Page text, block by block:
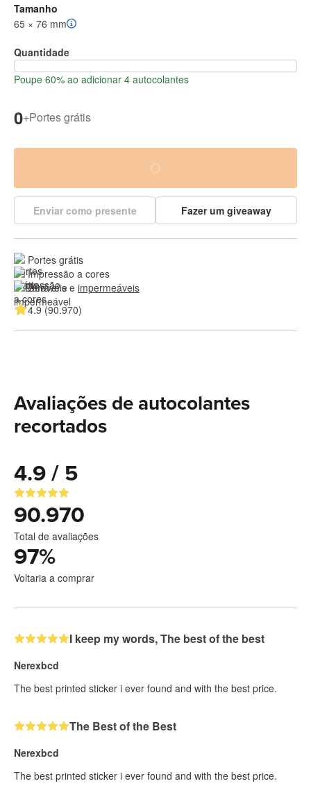
Tamanho
65 × 76 mm
Quantidade
Poupe 60% ao adicionar 4 autocolantes
0+Portes grátis
Enviar como presente Fazer um giveaway
Portes grátis
Impressão a cores
Duráveis e impermeáveis
4.9 (90.970)
Avaliações de autocolantes
recortados
4.9 / 5
90.970
Total de avaliações
97%
Voltaria a comprar
I keep my words, The best of the best
Nerexbcd
The best printed sticker i ever found and with the best price.
The Best of the Best
Nerexbcd
The best printed sticker i ever found and with the best price.